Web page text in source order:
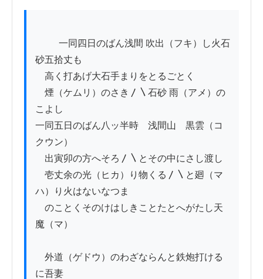
砂五拾丈も
高く打あげ大石手まりをとるごとく
煙（ケムリ）のさき〳〵石砂 雨（アメ）の
こよし
一同五日のばん八ッ半時ゟ浅間山ゟ黒雲（コ
クウン）
出寅卯の方へそろ〳〵とその中にさし渡し
壱丈余の光（ヒカ）り物くる〳〵と廻（マ
ハ）り火はないなつま
のことくそのけはしきことたとへがたし天
魔（マ）
外道（ゲドウ）のわざならんと鉄炮打ける
に吾妻